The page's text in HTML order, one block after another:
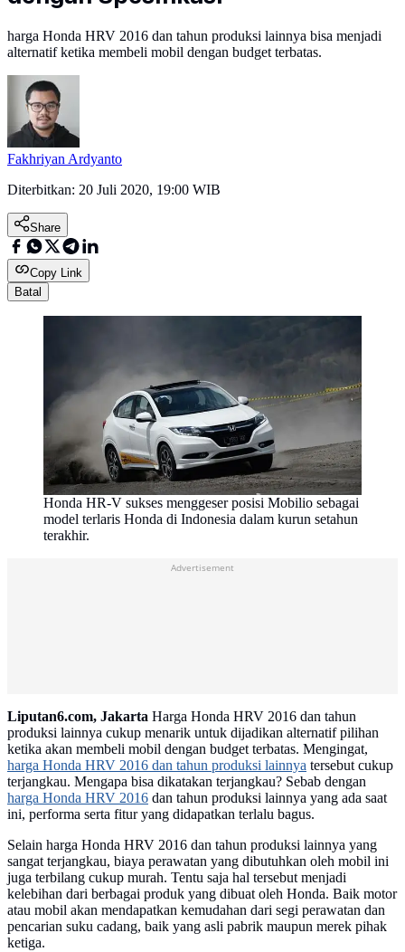
harga Honda HRV 2016 dan tahun produksi lainnya bisa menjadi
alternatif ketika membeli mobil dengan budget terbatas.
Fakhriyan Ardyanto
Diterbitkan: 20 Juli 2020, 19:00 WIB
Share
Copy Link
Batal
Honda HR-V sukses menggeser posisi Mobilio sebagai
model terlaris Honda di Indonesia dalam kurun setahun
terakhir.
Advertisement
Liputan6.com, Jakarta Harga Honda HRV 2016 dan tahun
produksi lainnya cukup menarik untuk dijadikan alternatif pilihan
ketika akan membeli mobil dengan budget terbatas. Mengingat,
harga Honda HRV 2016 dan tahun produksi lainnya tersebut cukup
terjangkau. Mengapa bisa dikatakan terjangkau? Sebab dengan
harga Honda HRV 2016 dan tahun produksi lainnya yang ada saat
ini, performa serta fitur yang didapatkan terlalu bagus.
Selain harga Honda HRV 2016 dan tahun produksi lainnya yang
sangat terjangkau, biaya perawatan yang dibutuhkan oleh mobil ini
juga terbilang cukup murah. Tentu saja hal tersebut menjadi
kelebihan dari berbagai produk yang dibuat oleh Honda. Baik motor
atau mobil akan mendapatkan kemudahan dari segi perawatan dan
pencarian suku cadang, baik yang asli pabrik maupun merek pihak
ketiga.